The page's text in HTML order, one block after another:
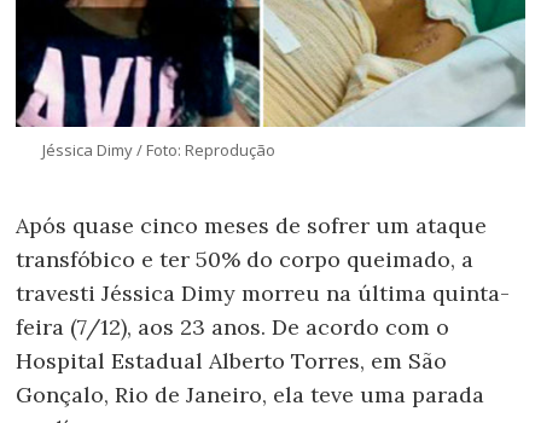
Jéssica Dimy / Foto: Reprodução
Após quase cinco meses de sofrer um ataque
transfóbico e ter 50% do corpo queimado, a
travesti Jéssica Dimy morreu na última quinta-
feira (7/12), aos 23 anos. De acordo com o
Hospital Estadual Alberto Torres, em São
Gonçalo, Rio de Janeiro, ela teve uma parada